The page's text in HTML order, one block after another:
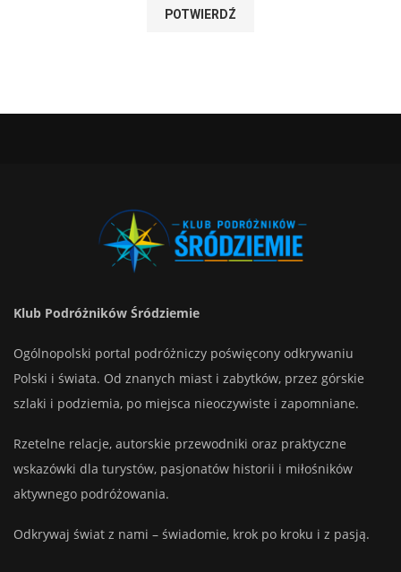
Klub Podróżników Śródziemie
Ogólnopolski portal podróżniczy poświęcony odkrywaniu
Polski i świata. Od znanych miast i zabytków, przez górskie
szlaki i podziemia, po miejsca nieoczywiste i zapomniane.
Rzetelne relacje, autorskie przewodniki oraz praktyczne
wskazówki dla turystów, pasjonatów historii i miłośników
aktywnego podróżowania.
Odkrywaj świat z nami – świadomie, krok po kroku i z pasją.